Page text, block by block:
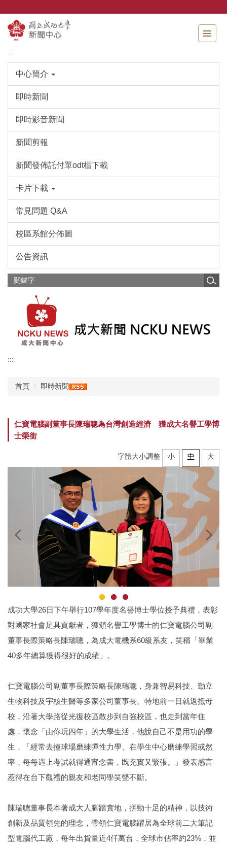
主
要
內
:::
中心簡介
即時新聞
即時影音新聞
新聞剪報
新聞發佈託付單odt檔下載
卡片下載
常見問題 Q&A
校區系館分佈圖
公告資訊
:::
首頁 即時新聞
仁寶電腦副董事長陳瑞聰為台灣創造經濟 獲成大名譽工學博
士榮銜
字體大小調整 小 中 大
成功大學26日下午舉行107學年度名譽博士學位授予典禮，表彰
對國家社會足具貢獻者，獲頒名譽工學博士的仁寶電腦公司副
董事長際策略長陳瑞聰，為成大電機系60級系友，笑稱「畢業
40多年總算獲得很好的成績」。
仁寶電腦公司副董事長際策略長陳瑞聰，身兼智易科技、勤立
生物科技及宇核生醫等多家公司董事長。特地前一日就返抵母
校，沿著大學路從光復校區散步到自強校區，也走到當年住
處，懷念「由你玩四年」的大學生活，他說自己不是用功的學
生，「經常去撞球場磨練彈性力學、在學生中心磨練學習或然
率，每每遇上考試就得通宵念書，既充實又緊張。」發表感言
惹得在台下觀禮的親友和老同學笑聲不斷。
陳瑞聰董事長本著成大人腳踏實地，拼勁十足的精神，以技術
創新及品質領先的理念，帶領仁寶電腦躍居為全球前二大筆記
型電腦代工廠，每年出貨量近4仟萬台，全球市佔率約23%，並